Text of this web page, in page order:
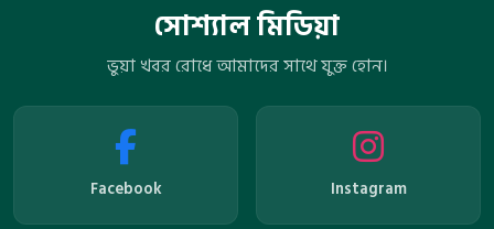
সোশ্যাল মিডিয়া
ভুয়া খবর রোধে আমাদের সাথে যুক্ত হোন।
Facebook Instagram